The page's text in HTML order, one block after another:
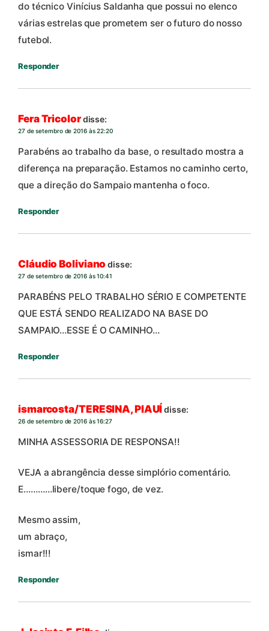
do técnico Vinícius Saldanha que possui no elenco
várias estrelas que prometem ser o futuro do nosso
futebol.
Responder
Fera Tricolordisse:
27 de setembro de 2016 às 22:20
Parabéns ao trabalho da base, o resultado mostra a
diferença na preparação. Estamos no caminho certo,
que a direção do Sampaio mantenha o foco.
Responder
Cláudio Boliviano disse:
27 de setembro de 2016 às 10:41
PARABÉNS PELO TRABALHO SÉRIO E COMPETENTE
QUE ESTÁ SENDO REALIZADO NA BASE DO
SAMPAIO…ESSE É O CAMINHO…
Responder
ismarcosta/TERESINA, PIAUÍdisse:
26 de setembro de 2016 às 16:27
MINHA ASSESSORIA DE RESPONSA!!
VEJA a abrangência desse simplório comentário.
E…………libere/toque fogo, de vez.
Mesmo assim,
um abraço,
ismar!!!
Responder